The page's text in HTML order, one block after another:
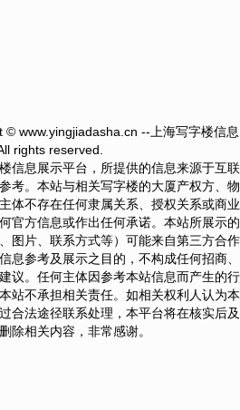
© www.yingjiadasha.cn --上海写字楼信息
rights reserved.
信息展示平台，所提供的信息来源于互联
考。本站与相关写字楼的大厦产权方、物
体不存在任何隶属关系、授权关系或商业
官方信息或作出任何承诺。本站所展示的
图片、联系方式等）可能来自第三方合作
息参考及展示之目的，不构成任何招商、
议。任何主体因参考本站信息而产生的行
站不承担相关责任。如相关权利人认为本
合法途径联系处理，本平台将在核实后及
除相关内容，非常感谢。